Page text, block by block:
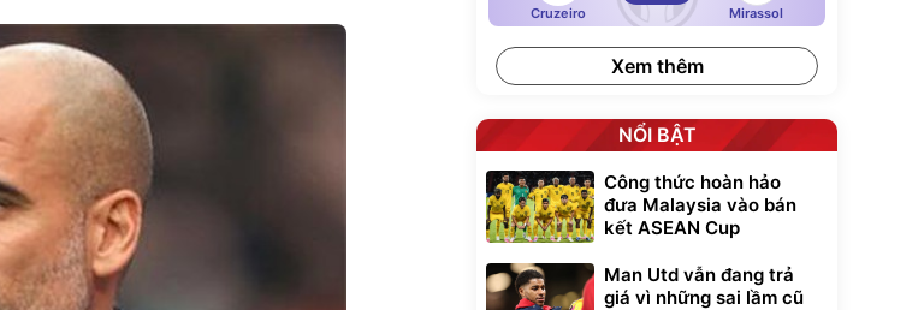
Cruzeiro Mirassol
Xem thêm
NỔI BẬT
Công thức hoàn hảo
đưa Malaysia vào bán
kết ASEAN Cup
Man Utd vẫn đang trả
giá vì những sai lầm cũ